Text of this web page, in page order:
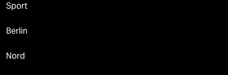
Sport
Berlin
Nord